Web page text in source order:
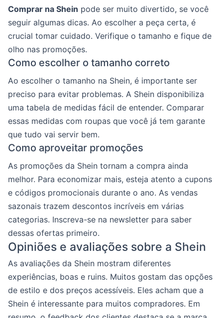
Comprar na Shein pode ser muito divertido, se você
seguir algumas dicas. Ao escolher a peça certa, é
crucial tomar cuidado. Verifique o tamanho e fique de
olho nas promoções.
Como escolher o tamanho correto
Ao escolher o tamanho na Shein, é importante ser
preciso para evitar problemas. A Shein disponibiliza
uma tabela de medidas fácil de entender. Comparar
essas medidas com roupas que você já tem garante
que tudo vai servir bem.
Como aproveitar promoções
As promoções da Shein tornam a compra ainda
melhor. Para economizar mais, esteja atento a cupons
e códigos promocionais durante o ano. As vendas
sazonais trazem descontos incríveis em várias
categorias. Inscreva-se na newsletter para saber
dessas ofertas primeiro.
Opiniões e avaliações sobre a Shein
As avaliações da Shein mostram diferentes
experiências, boas e ruins. Muitos gostam das opções
de estilo e dos preços acessíveis. Eles acham que a
Shein é interessante para muitos compradores. Em